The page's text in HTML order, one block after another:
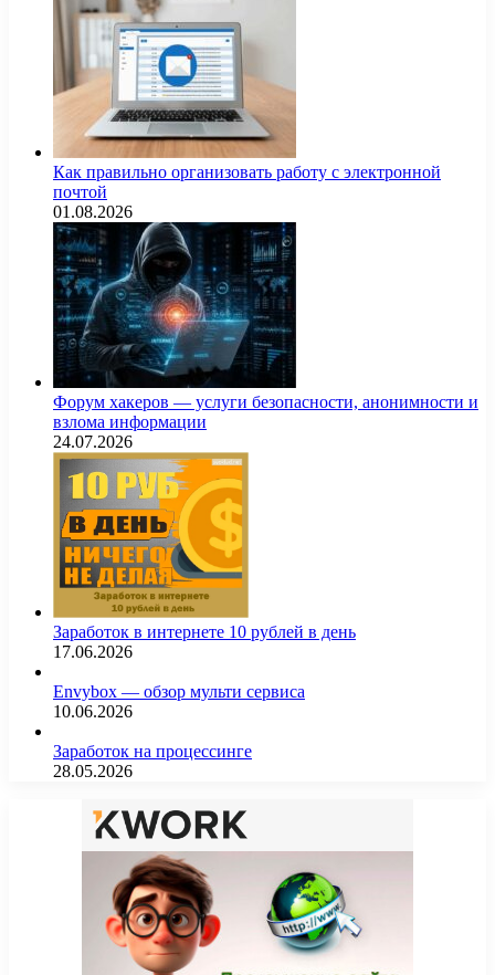
Как правильно организовать работу с электронной
почтой
01.08.2026
Форум хакеров — услуги безопасности, анонимности и
взлома информации
24.07.2026
Заработок в интернете 10 рублей в день
17.06.2026
Envybox — обзор мульти сервиса
10.06.2026
Заработок на процессинге
28.05.2026